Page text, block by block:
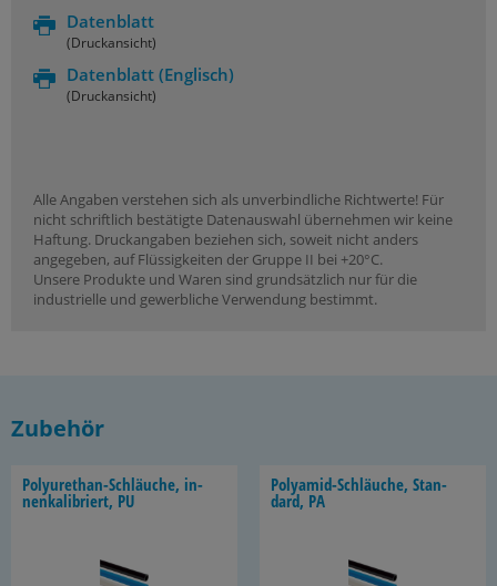
Datenblatt
(Druckansicht)
Datenblatt (Englisch)
(Druckansicht)
Alle Angaben verstehen sich als unverbindliche Richtwerte! Für
nicht schriftlich bestätigte Datenauswahl übernehmen wir keine
Haftung. Druckangaben beziehen sich, soweit nicht anders
angegeben, auf Flüssigkeiten der Gruppe II bei +20°C.
Unsere Produkte und Waren sind grundsätzlich nur für die
industrielle und gewerbliche Verwendung bestimmt.
Zubehör
Polyurethan-​Schläuche, in­
nen­ka­li­briert, PU
Polyamid-​Schläuche, Stan­
dard, PA